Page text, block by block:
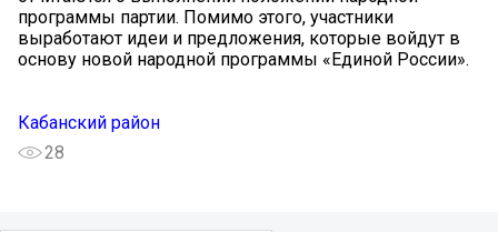
программы партии. Помимо этого, участники
выработают идеи и предложения, которые войдут в
основу новой народной программы «Единой России».
Кабанский район
28